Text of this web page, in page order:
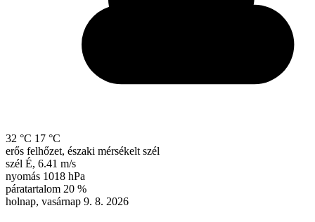
32 °C 17 °C
erős felhőzet, északi mérsékelt szél
szél É, 6.41 m/s
nyomás 1018 hPa
páratartalom 20 %
holnap, vasárnap 9. 8. 2026